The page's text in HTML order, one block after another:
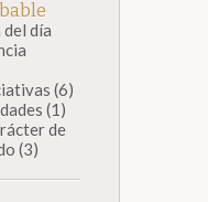
día
(6)
(1)
de
(3)